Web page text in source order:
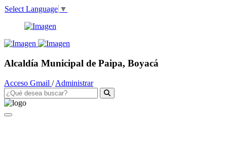
Select Language ▼
Alcaldía Municipal de Paipa, Boyacá
Acceso Gmail /Administrar